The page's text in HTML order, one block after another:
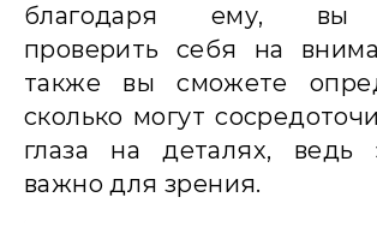
благодаря ему, вы
проверить себя на
также вы сможете
сколько могут
глаза на деталях, ведь
важно для зрения.